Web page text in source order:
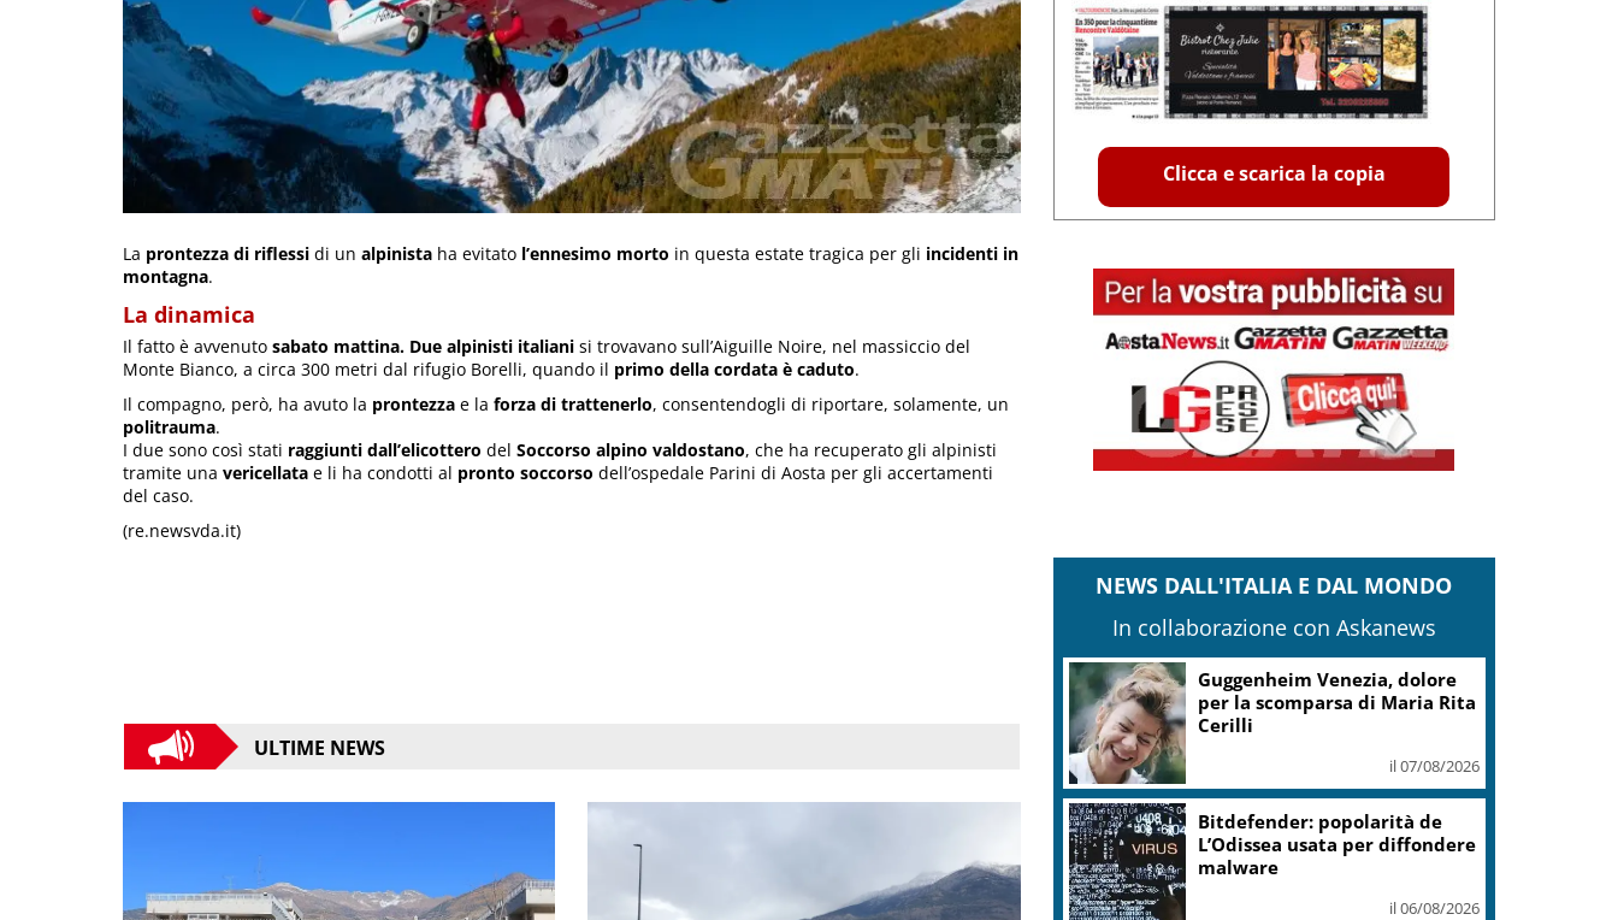
La prontezza di riflessi di un alpinista ha evitato l’ennesimo morto in questa estate tragica per gli incidenti in
montagna.
La dinamica
Il fatto è avvenuto sabato mattina. Due alpinisti italiani si trovavano sull’Aiguille Noire, nel massiccio del
Monte Bianco, a circa 300 metri dal rifugio Borelli, quando il primo della cordata è caduto.
Il compagno, però, ha avuto la prontezza e la forza di trattenerlo, consentendogli di riportare, solamente, un
politrauma.
I due sono così stati raggiunti dall’elicottero del Soccorso alpino valdostano, che ha recuperato gli alpinisti
tramite una vericellata e li ha condotti al pronto soccorso dell’ospedale Parini di Aosta per gli accertamenti
del caso.
(re.newsvda.it)
ULTIME NEWS
Clicca e scarica la copia
NEWS DALL'ITALIA E DAL MONDO
In collaborazione con Askanews
Guggenheim Venezia, dolore
per la scomparsa di Maria Rita
Cerilli
il 07/08/2026
Bitdefender: popolarità de
L’Odissea usata per diffondere
malware
il 06/08/2026